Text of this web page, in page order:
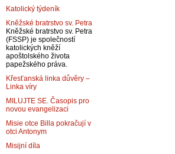
Katolický týdeník
Kněžské bratrstvo sv. Petra
Kněžské bratrstvo sv. Petra
(FSSP) je společností
katolických kněží
apoštolského života
papežského práva.
Křesťanská linka důvěry –
Linka víry
MILUJTE SE. Časopis pro
novou evangelizaci
Misie otce Billa pokračují v
otci Antonym
Misijní díla